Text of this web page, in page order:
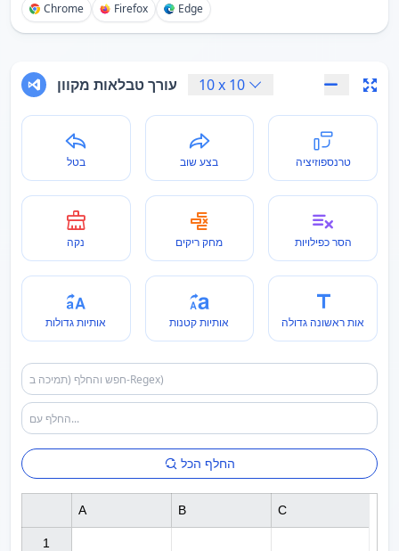
Chrome Firefox Edge
עורך טבלאות מקוון 10x 10
בטל בצע שוב טרנספוזיציה
נקה מחק ריקים הסר כפילויות
אותיות גדולות אותיות קטנות אות ראשונה גדולה
החלף הכל
1
A B C